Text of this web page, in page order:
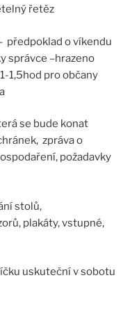
řetěz
předpoklad o víkendu
správce –hrazeno
1,5hod pro občany
se bude konat
zpráva o
požadavky
stolů,
plakáty, vstupné,
uskuteční v sobotu